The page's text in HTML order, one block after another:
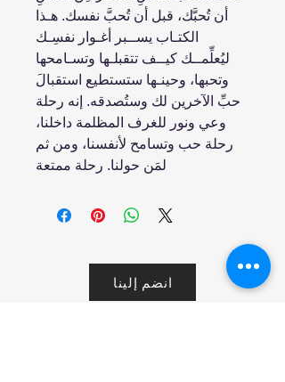
أن تُحبَّك، قبل أن تُحبَّ نفسك. هـذا
الكتـاب يســبر أغـوار نفسِـك
ليُعلِّمــك كيــف تتقبلـها وتسـامحها
وتحبها، وحينـها ستستطيع استقبالَ
حبِّ الآخرين لك وستُصدقه. إنه رحلة
وعي ونور للغرف المظلمة داخلنا،
رحلة حب وتسامح لأنفسنا، ومن ثم
لمَن حولنا. رحلة ممتعة
انضم إلينا